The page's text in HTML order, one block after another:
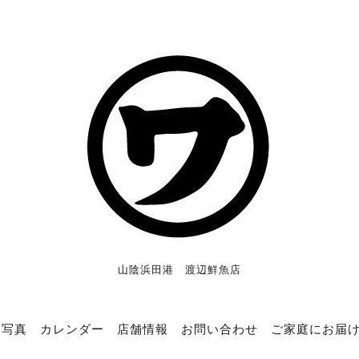
山陰浜田港 渡辺鮮魚店
写真 カレンダー 店舗情報 お問い合わせ ご家庭にお届け